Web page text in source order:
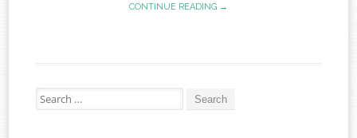
CONTINUE READING →
Search
for: